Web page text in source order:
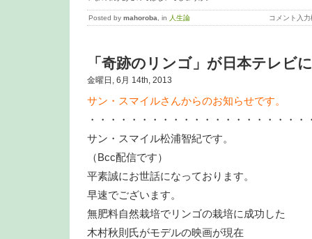
Posted by mahoroba , in 人生論 コメント入力
「奇跡のリンゴ」が日本テレビに
金曜日, 6月 14th, 2013
サン・スマイルさんからのお知らせです。
・・・・・・・・・・・・・・・・・・・・・
サン・スマイル松浦智紀です。
（Bcc配信です）
平素誠にお世話になっております。
早速でございます。
無肥料自然栽培でリンゴの栽培に成功した
木村秋則氏がモデルの映画が現在